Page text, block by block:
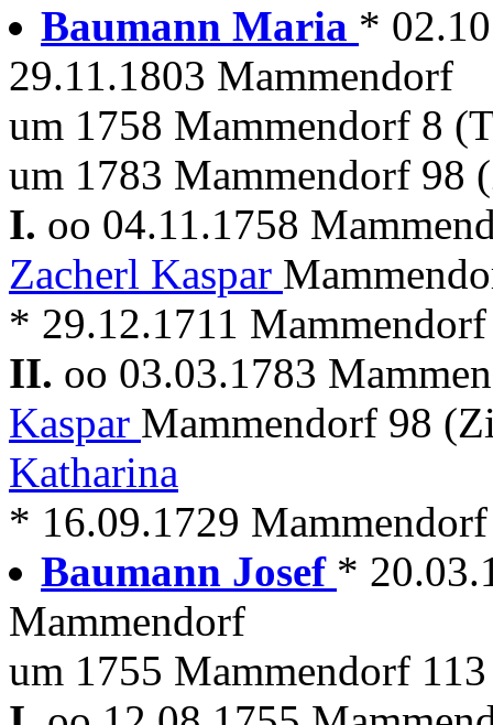
Baumann Maria *
29.11.1803 Mammendorf
um 1758 Mammendorf 8
um 1783 Mammendorf 98
I. oo 04.11.1758
Zacherl Kaspar
* 29.12.1711
II. oo 03.03.1783
Kaspar Mammendorf 98
Katharina
* 16.09.1729
Baumann Josef *
Mammendorf
um 1755 Mammendorf